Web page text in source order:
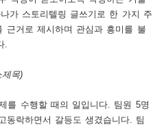
가 스토리텔링 글쓰기로 한 가지 주
근거로 제시하며 관심과 흥미를 불
.
제목)
를 수행할 때의 일입니다. 팀원 5명
락하면서 갈등도 생겼습니다. 팀